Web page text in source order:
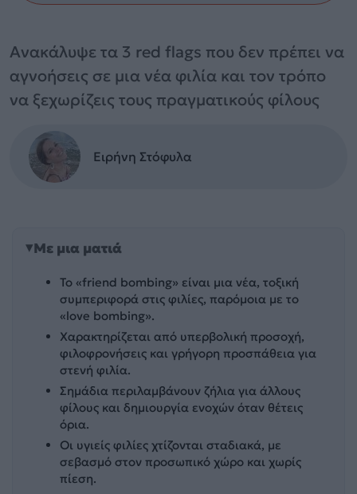
Ανακάλυψε τα 3 red flags που δεν πρέπει να
αγνοήσεις σε μια νέα φιλία και τον τρόπο
να ξεχωρίζεις τους πραγματικούς φίλους
Ειρήνη Στόφυλα
Με μια ματιά
Το «friend bombing» είναι μια νέα, τοξική
συμπεριφορά στις φιλίες, παρόμοια με το
«love bombing».
Χαρακτηρίζεται από υπερβολική προσοχή,
φιλοφρονήσεις και γρήγορη προσπάθεια για
στενή φιλία.
Σημάδια περιλαμβάνουν ζήλια για άλλους
φίλους και δημιουργία ενοχών όταν θέτεις
όρια.
Οι υγιείς φιλίες χτίζονται σταδιακά, με
σεβασμό στον προσωπικό χώρο και χωρίς
πίεση.